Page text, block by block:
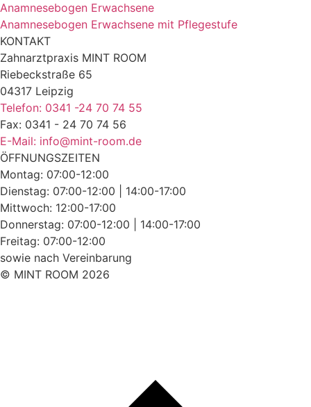
Anamnesebogen Erwachsene
Anamnesebogen Erwachsene mit Pflegestufe
KONTAKT
Zahnarztpraxis MINT ROOM
Riebeckstraße 65
04317 Leipzig
Telefon: 0341 -24 70 74 55
Fax: 0341 - 24 70 74 56
E-Mail: info@mint-room.de
ÖFFNUNGSZEITEN
Montag: 07:00-12:00
Dienstag: 07:00-12:00 | 14:00-17:00
Mittwoch: 12:00-17:00
Donnerstag: 07:00-12:00 | 14:00-17:00
Freitag: 07:00-12:00
sowie nach Vereinbarung
© MINT ROOM 2026